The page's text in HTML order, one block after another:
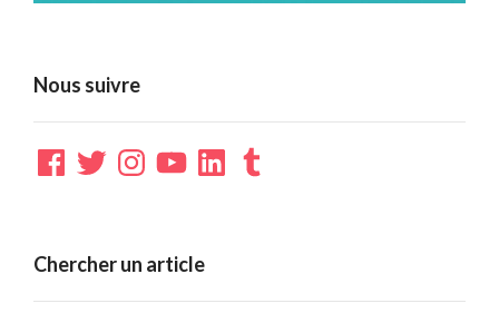
Nous suivre
Facebook
TwitterInstagramYouTubeLinkedInTumblr
Chercher un article